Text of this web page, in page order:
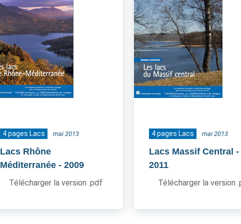
4 pages Lacs mai 2013
Lacs Rhône
Méditerranée - 2009
Télécharger la version .pdf
4 pages Lacs mai 2013
Lacs Massif Central -
2011
Télécharger la version